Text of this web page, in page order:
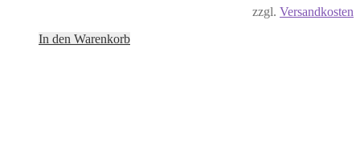
zzgl. Versandkosten
In den Warenkorb